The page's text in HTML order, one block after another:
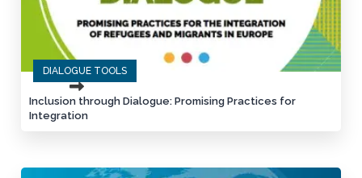
DIALOGUE TOOLS
Inclusion through Dialogue: Promising Practices for
Integration